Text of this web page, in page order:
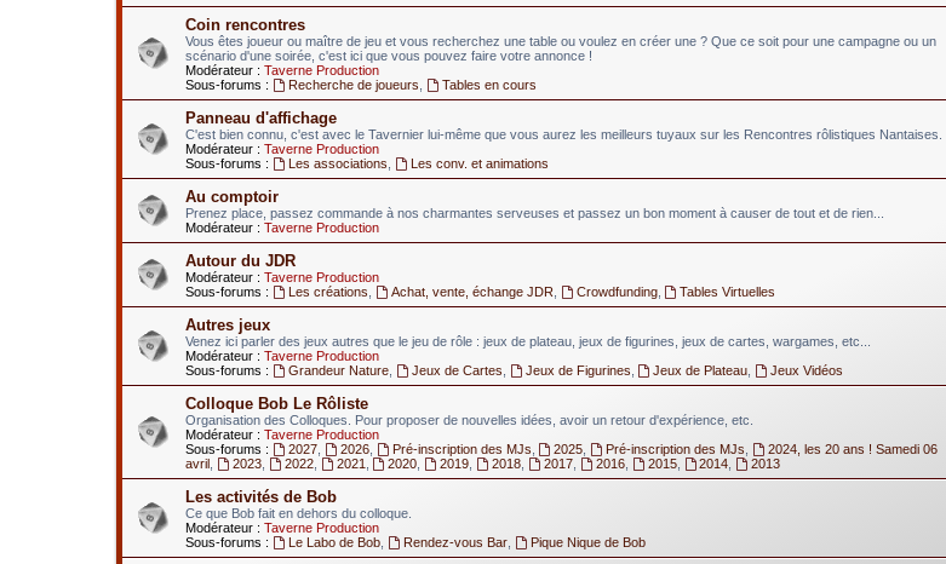
Coin rencontres
Vous êtes joueur ou maître de jeu et vous recherchez une table ou voulez en créer une ? Que ce soit pour une campagne ou un
scénario d'une soirée, c'est ici que vous pouvez faire votre annonce !
Modérateur : Taverne Production
Sous-forums :
Recherche de joueurs Tables en cours
Panneau d'affichage
C'est bien connu, c'est avec le Tavernier lui-même que vous aurez les meilleurs tuyaux sur les Rencontres rôlistiques Nantaises.
Modérateur : Taverne Production
Sous-forums :
Les associations Les conv. et animations
Au comptoir
Prenez place, passez commande à nos charmantes serveuses et passez un bon moment à causer de tout et de rien...
Modérateur : Taverne Production
Autour du JDR
Modérateur : Taverne Production
Sous-forums :
Les créations Achat, vente, échange JDR, Crowdfunding, Tables Virtuelles
Autres jeux
Venez ici parler des jeux autres que le jeu de rôle : jeux de plateau, jeux de figurines, jeux de cartes, wargames, etc...
Modérateur : Taverne Production
Sous-forums :
Grandeur Nature, Jeux de Cartes Jeux de Figurines Jeux de Plateau Jeux Vidéos
Colloque Bob Le Rôliste
Organisation des Colloques. Pour proposer de nouvelles idées, avoir un retour d'expérience, etc.
Modérateur : Taverne Production
Sous-forums :
2027, 2026, Pré-inscription des MJs 2025 Pré-inscription des MJs
2024, les 20 ans ! Samedi 06
avril
2023, 2022, 2021 2020 2019 2018 2017, 2016, 2015, 2014 2013
Les activités de Bob
Ce que Bob fait en dehors du colloque.
Modérateur : Taverne Production
Sous-forums :
Le Labo de Bob, Rendez-vous Bar, Pique Nique de Bob